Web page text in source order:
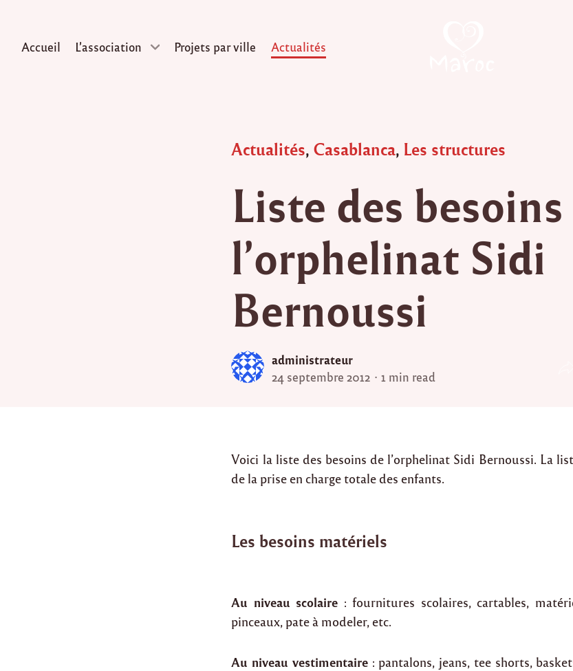
Accueil L’association Projets par ville Actualités
Posted
Actualités, Casablanca, Les structures
Liste des
l’orphelinat Sidi
Bernoussi
administrateur
24 septembre 2012 1 min read
Voici la liste des besoins de l’orphelinat Sidi Bernoussi. La
de la prise en charge totale des enfants.
Les besoins matériels
Au niveau scolaire : fournitures scolaires, cartables,
pinceaux, pate à modeler, etc.
Au niveau vestimentaire: pantalons, jeans, tee shorts,